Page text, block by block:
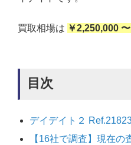
買取相場は ￥2,250,000
目次
デイデイト２
【16社で調査】現在の